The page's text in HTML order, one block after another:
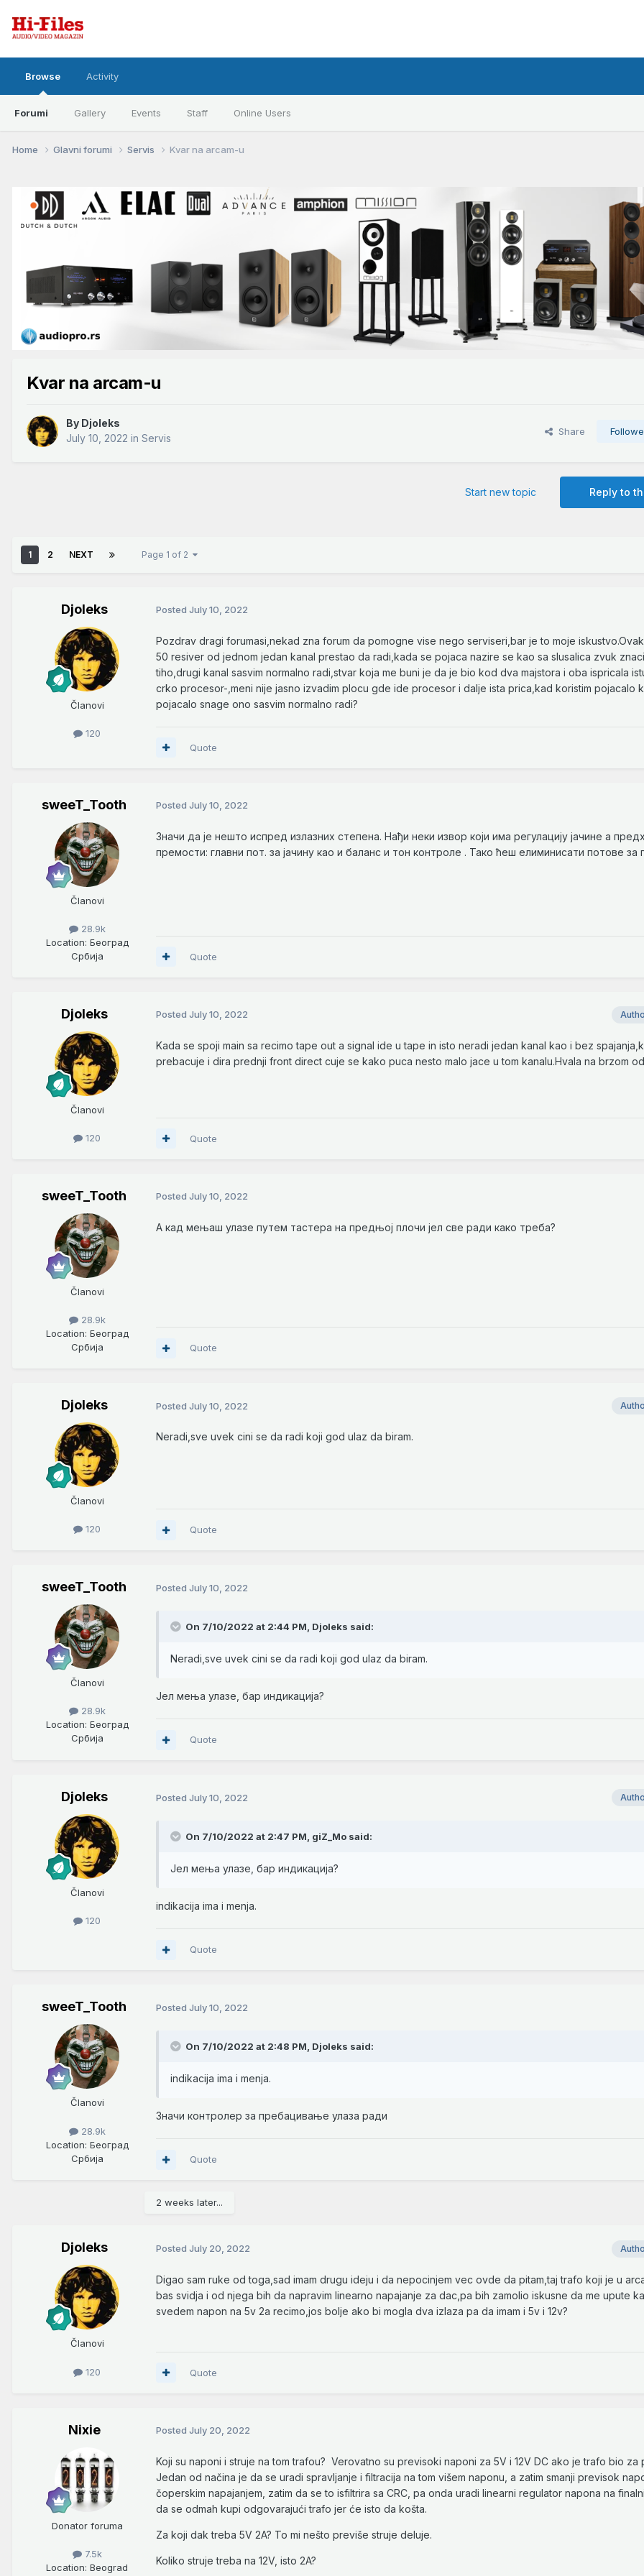
Browse
Forumi Gallery Events Staff Online Users
Activity
Home Glavni forumi Servis Kvar na arcam-u
Kvar na arcam-u
By Djoleks
July 10, 2022 in Servis
Share
Reply to
Start new topic
1 2 NEXT Page 1 of 2
Djoleks
Članovi
120
Posted July 10, 2022
Pozdrav dragi forumasi,nekad zna forum da pomogne vise nego serviseri,bar je to moje
50 resiver od jednom jedan kanal prestao da radi,kada se pojaca nazire se kao sa slusalica zvuk
tiho,drugi kanal sasvim normalno radi,stvar koja me buni je da je bio kod dva majstora i oba ispricala
crko procesor-,meni nije jasno izvadim plocu gde ide procesor i dalje ista prica,kad koristim pojacalo
pojacalo snage ono sasvim normalno radi?
Quote
sweeT_Tooth
Članovi
28.9k
Location: Београд
Србија
Posted July 10, 2022
Значи да је нешто испред излазних степена. Нађи неки извор који има регулацију јачине а
премости: главни пот. за јачину као и баланс и тон контроле . Тако ћеш елиминисати потове за
Quote
Djoleks
Članovi
120
Posted July 10, 2022
Kada se spoji main sa recimo tape out a signal ide u tape in isto neradi jedan kanal kao i bez
prebacuje i dira prednji front direct cuje se kako puca nesto malo jace u tom kanalu.Hvala na brzom
Quote
sweeT_Tooth
Članovi
28.9k
Location: Београд
Србија
Posted July 10, 2022
А кад мењаш улазе путем тастера на предњој плочи јел све ради како треба?
Quote
Djoleks
Članovi
120
Posted July 10, 2022
Neradi,sve uvek cini se da radi koji god ulaz da biram.
Quote
sweeT_Tooth
Članovi
28.9k
Location: Београд
Србија
Posted July 10, 2022
On 7/10/2022 at 2:44 PM, Djoleks said:
Neradi,sve uvek cini se da radi koji god ulaz da biram.
Јел мења улазе, бар индикација?
Quote
Djoleks
Članovi
120
Posted July 10, 2022
On 7/10/2022 at 2:47 PM, giZ_Mo said:
Јел мења улазе, бар индикација?
indikacija ima i menja.
Quote
sweeT_Tooth
Članovi
28.9k
Location: Београд
Србија
Posted July 10, 2022
On 7/10/2022 at 2:48 PM, Djoleks said:
indikacija ima i menja.
Значи контролер за пребацивање улаза ради
Quote
2 weeks later...
Djoleks
Članovi
120
Posted July 20, 2022
Digao sam ruke od toga,sad imam drugu ideju i da nepocinjem vec ovde da pitam,taj trafo koji je u
bas svidja i od njega bih da napravim linearno napajanje za dac,pa bih zamolio iskusne da me upute
svedem napon na 5v 2a recimo,jos bolje ako bi mogla dva izlaza pa da imam i 5v i 12v?
Quote
Nixie
Donator foruma
7.5k
Location: Beograd
Posted July 20, 2022
Koji su naponi i struje na tom trafou? Verovatno su previsoki naponi za 5V i 12V DC ako je trafo bio za
Jedan od načina je da se uradi spravljanje i filtracija na tom višem naponu, a zatim smanji previsok
čoperskim napajanjem, zatim da se to isfiltrira sa CRC, pa onda uradi linearni regulator napona na
da se odmah kupi odgovarajući trafo jer će isto da košta.
Za koji dak treba 5V 2A? To mi nešto previše struje deluje.
Koliko struje treba na 12V, isto 2A?